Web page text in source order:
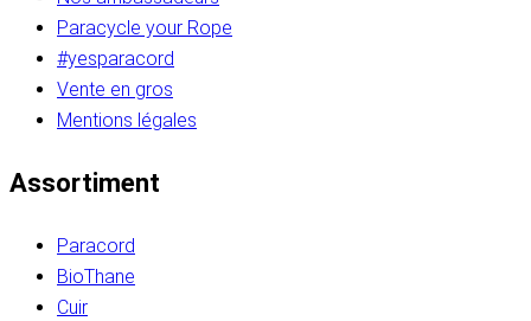
Paracycle your Rope
#yesparacord
Vente en gros
Mentions légales
Assortiment
Paracord
BioThane
Cuir